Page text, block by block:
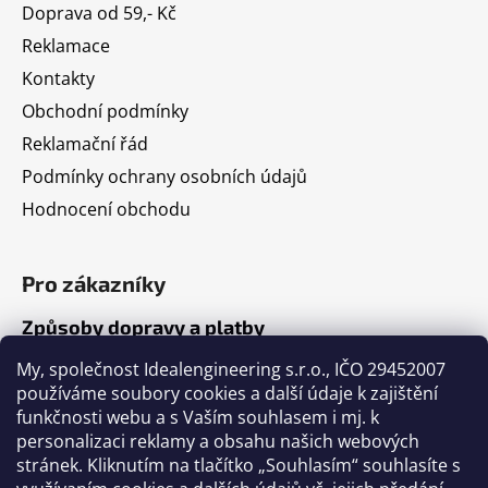
My, společnost Idealengineering s.r.o., IČO 29452007
používáme soubory cookies a další údaje k zajištění
funkčnosti webu a s Vaším souhlasem i mj. k
personalizaci reklamy a obsahu našich webových
stránek. Kliknutím na tlačítko „Souhlasím“ souhlasíte s
Doprava od 59,- Kč
Reklamace
Kontakty
Obchodní podmínky
Reklamační řád
Podmínky ochrany osobních údajů
Hodnocení obchodu
Pro zákazníky
Způsoby dopravy a platby
Jak nakupovat
Články